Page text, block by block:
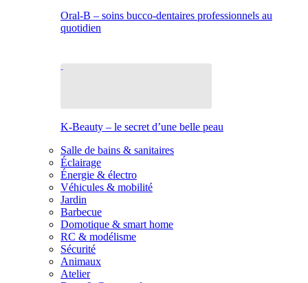
Oral-B – soins bucco-dentaires professionnels au
quotidien
K-Beauty – le secret d’une belle peau
Salle de bains & sanitaires
Éclairage
Énergie & électro
Véhicules & mobilité
Jardin
Barbecue
Domotique & smart home
RC & modélisme
Sécurité
Animaux
Atelier